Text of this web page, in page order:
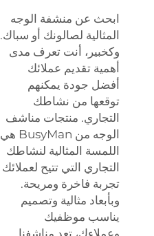
ابحث عن منشفة الوجه
المثالية لصالونك أو سباك.
وكخبير، أنت تعرف مدى
أهمية تقديم عملائك
أفضل جودة يمكنهم
توقعها من نشاطك
التجاري. منتجات مناشف
الوجه من BusyMan هي
اللمسة المثالية لنشاطك
التجاري التي تتيح لعملائك
تجربة فاخرة ومريحة.
وبأبعاد مثالية وتصميم
يناسب موظفيك
وعملاءك، تعد مناشفنا